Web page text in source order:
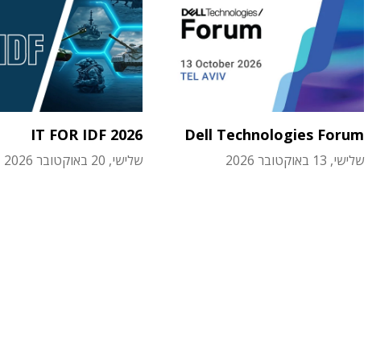
Dell Technologies Forum
שלישי, 13 באוקטובר 2026
IT FOR IDF 2026
שלישי, 20 באוקטובר 2026